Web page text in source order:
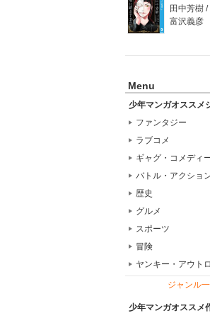
田中芳樹
富沢義彦
Menu
少年マンガオススメ
ファンタジー
ラブコメ
ギャグ・コメディ
バトル・アクショ
歴史
グルメ
スポーツ
冒険
ヤンキー・アウト
ジャンル
少年マンガオススメ